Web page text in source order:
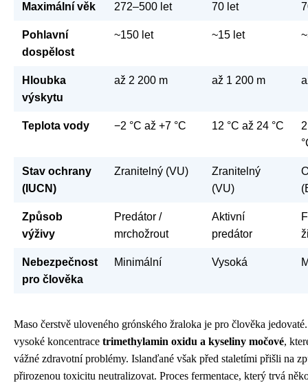
Maximální věk 272–500 let 70 let
Pohlavní
dospělost
~150 let ~15 let
Hloubka
výskytu
až 2 200 m až 1 200 m
Teplota vody −2 °C až +7 °C 12 °C až 24 °C
Stav ochrany
(IUCN)
Zranitelný (VU)
Zranitelný
(VU)
Způsob
výživy
Predátor /
mrchožrout
Aktivní
predátor
Nebezpečnost
pro člověka
Minimální Vysoká
Maso čerstvě uloveného grónského žraloka je pro člověka
vysoké koncentrace trimethylamin oxidu a kyseliny močové,
vážné zdravotní problémy. Islanďané však před staletími přišli na
přirozenou toxicitu neutralizovat. Proces fermentace, který trvá